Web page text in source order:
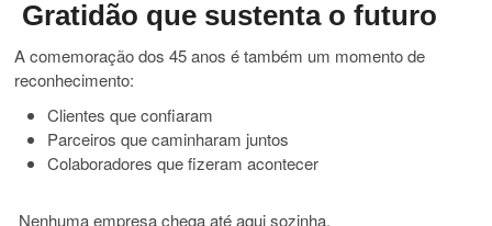
Gratidão que sustenta o futuro
A comemoração dos 45 anos é também um momento de
reconhecimento:
Clientes que confiaram
Parceiros que caminharam juntos
Colaboradores que fizeram acontecer
Nenhuma empresa chega até aqui sozinha.